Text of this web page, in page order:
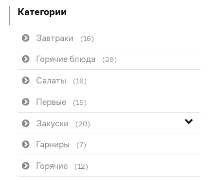
Категории
Завтраки (16)
Горячие блюда (29)
Салаты (16)
Первые (15)
Закуски (20)
Гарниры (7)
Горячие (12)